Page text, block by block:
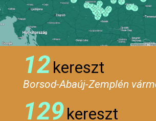
12kereszt
Borsod-Abaúj-Zemplén
129kereszt